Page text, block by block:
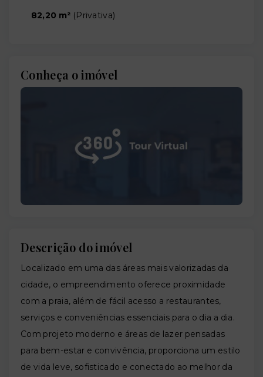
82,20 m² (Privativa)
Conheça o imóvel
Descrição do imóvel
Localizado em uma das áreas mais valorizadas da
cidade, o empreendimento oferece proximidade
com a praia, além de fácil acesso a restaurantes,
serviços e conveniências essenciais para o dia a dia.
Com projeto moderno e áreas de lazer pensadas
para bem-estar e convivência, proporciona um estilo
de vida leve, sofisticado e conectado ao melhor da